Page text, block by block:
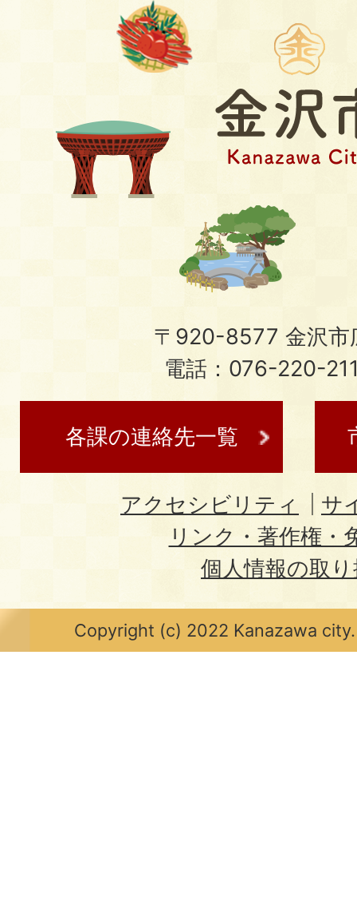
〒920-8577 金沢市
電話：076-220-
各課の連絡先一覧
アクセシビリティ
サ
リンク・著作権・
個人情報の取
Copyright (c) 2022 Kanazawa